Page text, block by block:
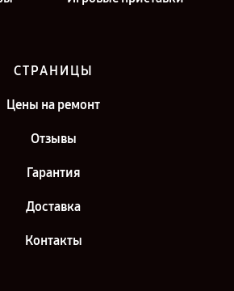
СТРАНИЦЫ
Цены на ремонт
Отзывы
Гарантия
Доставка
Контакты